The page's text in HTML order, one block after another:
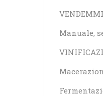
Manuale,